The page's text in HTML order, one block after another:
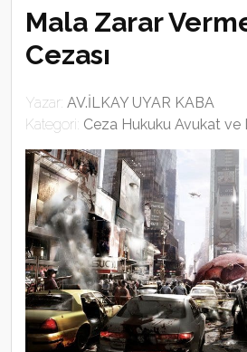
Mala Zarar
Cezası
Yazar: AV.İLKAY UYAR KABA
Kategori: Ceza Hukuku Avukat ve